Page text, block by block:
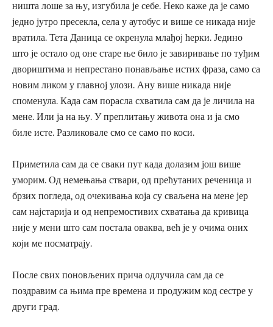
ништа лоше за њу, изгубила је себе. Неко каже да је само
једно јутро пресекла, села у аутобус и више се никада није
вратила. Тета Даница се окренула млађој ћерки. Једино
што је остало од оне старе ње било је завиривање по туђим
двориштима и непрестано понављање истих фраза, само са
новим ликом у главној улози. Ану више никада није
споменула. Када сам порасла схватила сам да је личила на
мене. Или ја на њу. У преплитању живота она и ја смо
биле исте. Разликовале смо се само по коси.
Приметила сам да се сваки пут када долазим још више
уморим. Од немењања ствари, од прећутаних реченица и
брзих погледа, од очекивања која су сваљена на мене јер
сам најстарија и од непремостивих схватања да кривица
није у мени што сам постала оваква, већ је у очима оних
који ме посматрају.
После свих поновљених прича одлучила сам да се
поздравим са њима пре времена и продужим код сестре у
други град.